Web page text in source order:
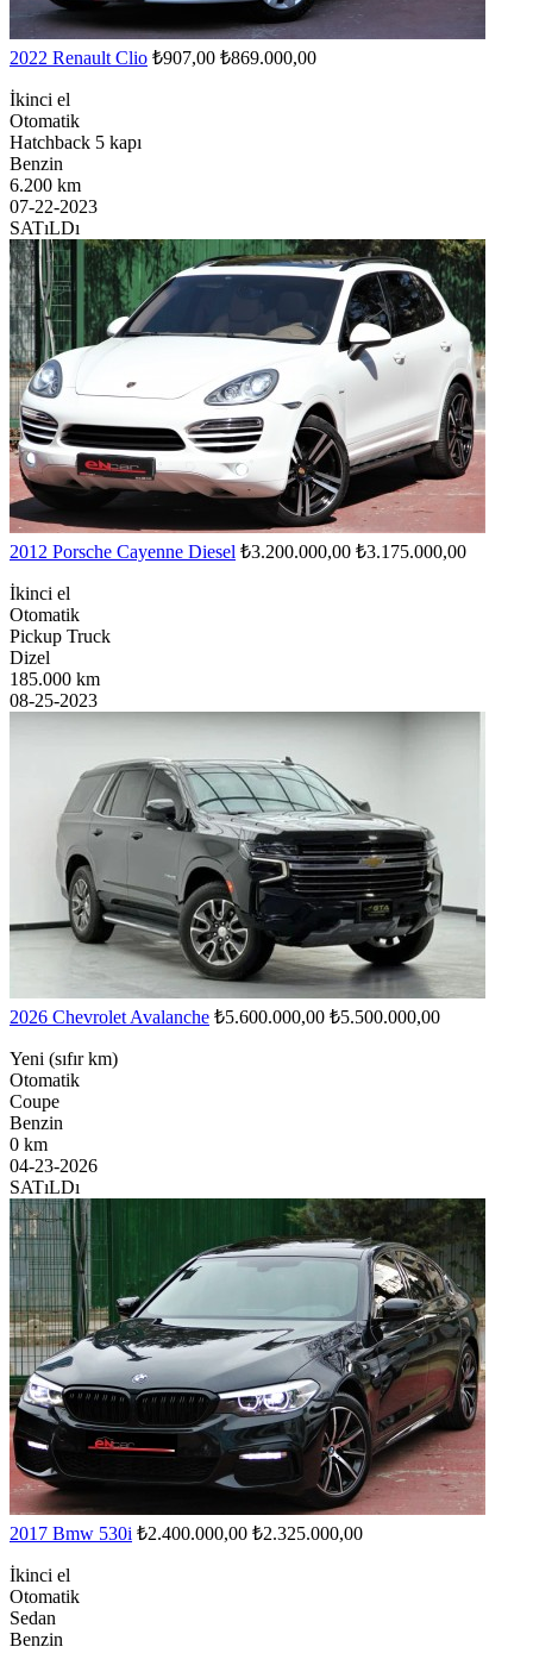
2022 Renault Clio ₺907,00 ₺869.000,00
İkinci el
Otomatik
Hatchback 5 kapı
Benzin
6.200 km
07-22-2023
SATıLDı
2012 Porsche Cayenne Diesel ₺3.200.000,00 ₺3.175.000,00
İkinci el
Otomatik
Pickup Truck
Dizel
185.000 km
08-25-2023
2026 Chevrolet Avalanche ₺5.600.000,00 ₺5.500.000,00
Yeni (sıfır km)
Otomatik
Coupe
Benzin
0 km
04-23-2026
SATıLDı
2017 Bmw 530i ₺2.400.000,00 ₺2.325.000,00
İkinci el
Otomatik
Sedan
Benzin